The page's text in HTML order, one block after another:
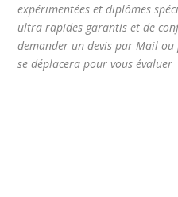
expérimentées et diplômes
ultra rapides garantis et de
demander un devis par Mail
se déplacera pour vous